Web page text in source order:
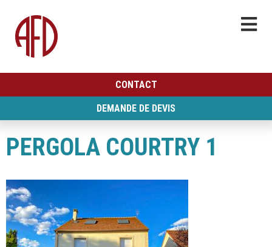
CONTACT
DEMANDE DE DEVIS
PERGOLA COURTRY 1